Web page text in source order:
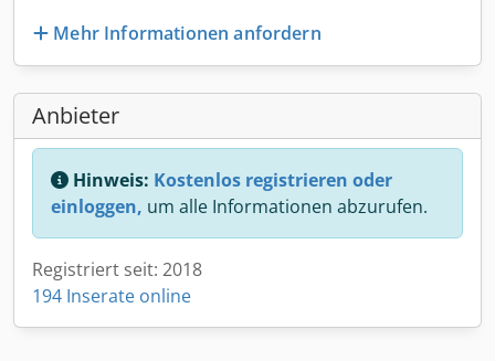
Mehr Informationen anfordern
Anbieter
Hinweis: Kostenlos registrieren oder
einloggen, um alle Informationen abzurufen.
Registriert seit: 2018
194 Inserate online